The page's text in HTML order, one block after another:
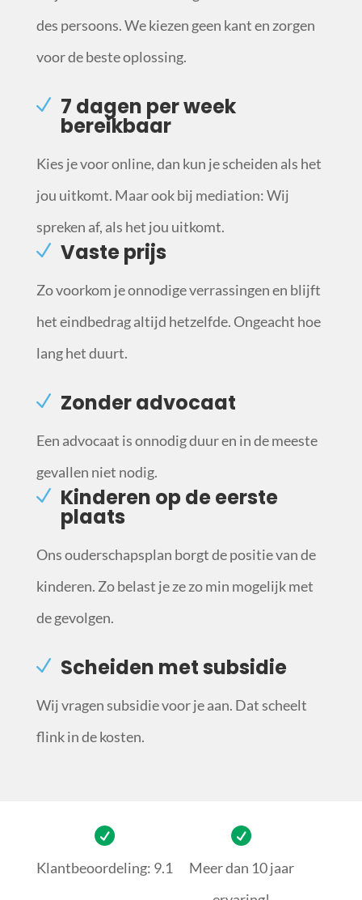
des persoons. We kiezen geen kant en zorgen
voor de beste oplossing.
7 dagen per week
bereikbaar
Kies je voor online, dan kun je scheiden als het
jou uitkomt. Maar ook bij mediation: Wij
spreken af, als het jou uitkomt.
Vaste prijs
Zo voorkom je onnodige verrassingen en blijft
het eindbedrag altijd hetzelfde. Ongeacht hoe
lang het duurt.
Zonder advocaat
Een advocaat is onnodig duur en in de meeste
gevallen niet nodig.
Kinderen op de eerste
plaats
Ons ouderschapsplan borgt de positie van de
kinderen. Zo belast je ze zo min mogelijk met
de gevolgen.
Scheiden met subsidie
Wij vragen subsidie voor je aan. Dat scheelt
flink in de kosten.
Klantbeoordeling: 9.1
Meer dan 10 jaar